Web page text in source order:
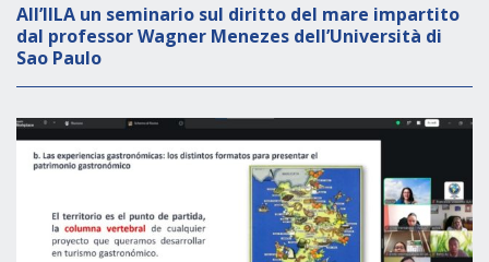
All’IILA un seminario sul diritto del mare impartito
dal professor Wagner Menezes dell’Università di
Sao Paulo